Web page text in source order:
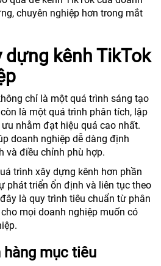
chuyên nghiệp hơn trong mắt
dựng kênh TikTok
chỉ là một quá trình sáng tạo
là một quá trình phân tích, lập
nhằm đạt hiệu quả cao nhất.
doanh nghiệp dễ dàng định
và điều chỉnh phù hợp.
trình xây dựng kênh hơn phần
phát triển ổn định và liên tục theo
là quy trình tiêu chuẩn từ phân
mọi doanh nghiệp muốn có
hàng mục tiêu